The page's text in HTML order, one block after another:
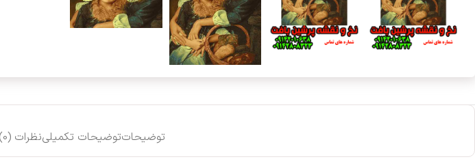
توضیحاتتوضیحات تکمیلینظرات (0)